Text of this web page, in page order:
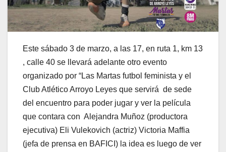
Este sábado 3 de marzo, a las 17, en ruta 1, km 13
, calle 40 se llevará adelante otro evento
organizado por “Las Martas futbol feminista y el
Club Atlético Arroyo Leyes que servirá de sede
del encuentro para poder jugar y ver la película
que contara con Alejandra Muñoz (productora
ejecutiva) Eli Vulekovich (actriz) Victoria Maffia
(jefa de prensa en BAFICI) la idea es luego de ver